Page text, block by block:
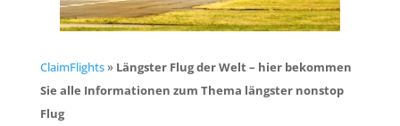
ClaimFlights» Längster Flug der Welt – hier bekommen
Sie alle Informationen zum Thema längster nonstop
Flug